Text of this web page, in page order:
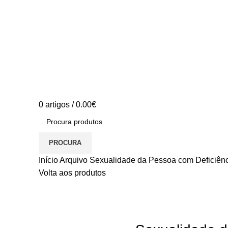
0 artigos / 0.00€
PROCURA
InícioArquivo Sexualidade da Pessoa com
Volta aos produtos